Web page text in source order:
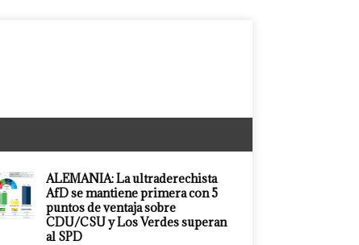
ALEMANIA: La ultraderechista
AfD se mantiene primera con 5
puntos de ventaja sobre
CDU/CSU y Los Verdes superan
al SPD